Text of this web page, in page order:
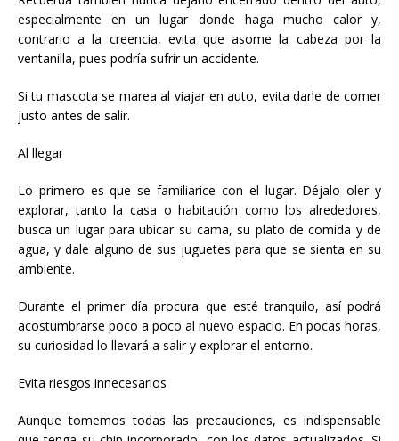
especialmente en un lugar donde haga mucho calor y,
contrario a la creencia, evita que asome la cabeza por la
ventanilla, pues podría sufrir un accidente.
Si tu mascota se marea al viajar en auto, evita darle de comer
justo antes de salir.
Al llegar
Lo primero es que se familiarice con el lugar. Déjalo oler y
explorar, tanto la casa o habitación como los alrededores,
busca un lugar para ubicar su cama, su plato de comida y de
agua, y dale alguno de sus juguetes para que se sienta en su
ambiente.
Durante el primer día procura que esté tranquilo, así podrá
acostumbrarse poco a poco al nuevo espacio. En pocas horas,
su curiosidad lo llevará a salir y explorar el entorno.
Evita riesgos innecesarios
Aunque tomemos todas las precauciones, es indispensable